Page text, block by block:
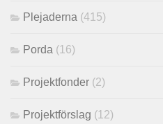
Plejaderna (415)
Porda (16)
Projektfonder (2)
Projektförslag (12)